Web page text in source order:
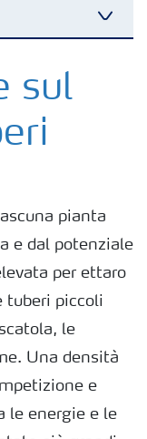
sul
pianta
e dal potenziale
per ettaro
tuberi piccoli
le
Una densità
e
le energie e le